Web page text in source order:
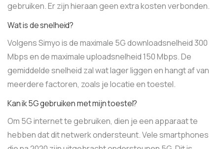
gebruiken. Er zijn hieraan geen extra kosten verbonden.
Wat is de snelheid?
Volgens Simyo is de maximale 5G downloadsnelheid 300
Mbps en de maximale uploadsnelheid 150 Mbps. De
gemiddelde snelheid zal wat lager liggen en hangt af van
meerdere factoren, zoals je locatie en toestel.
Kan ik 5G gebruiken met mijn toestel?
Om 5G internet te gebruiken, dien je een apparaat te
hebben dat dit netwerk ondersteunt. Vele smartphones